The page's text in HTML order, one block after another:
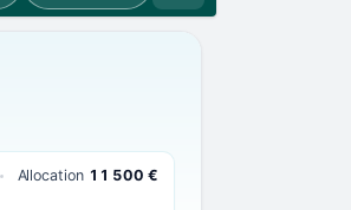
Allocation 11 500 €